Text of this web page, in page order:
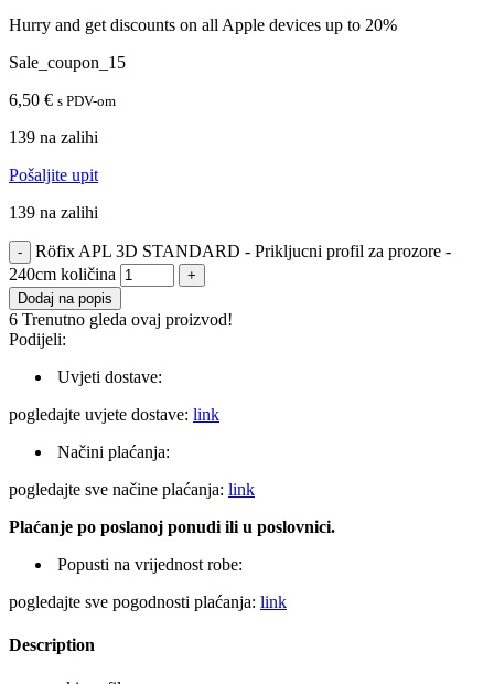
Hurry and get discounts on all Apple devices up to 20%
Sale_coupon_15
6,50 € s PDV-om
139 na zalihi
Pošaljite upit
139 na zalihi
Röfix APL 3D STANDARD - Prikljucni profil za prozore -
240cm količina
Dodaj na popis
6 Trenutno gleda ovaj proizvod!
Podijeli:
Uvjeti dostave:
pogledajte uvjete dostave: link
Načini plaćanja:
pogledajte sve načine plaćanja: link
Plaćanje po poslanoj ponudi ili u poslovnici.
Popusti na vrijednost robe:
pogledajte sve pogodnosti plaćanja: link
Description